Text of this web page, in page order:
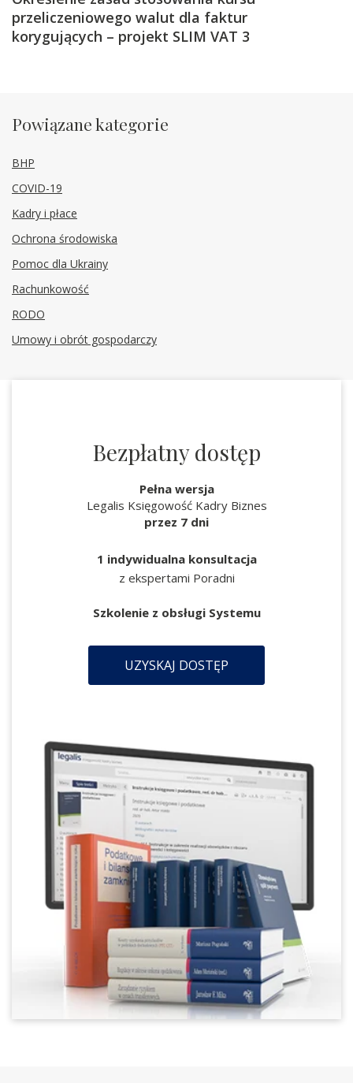
przeliczeniowego walut dla faktur
korygujących – projekt SLIM VAT 3
Powiązane kategorie
BHP
COVID-19
Kadry i płace
Ochrona środowiska
Pomoc dla Ukrainy
Rachunkowość
RODO
Umowy i obrót gospodarczy
Bezpłatny dostęp
Pełna wersja
Legalis Księgowość Kadry Biznes
przez 7 dni
1 indywidualna konsultacja
z ekspertami Poradni
Szkolenie z obsługi Systemu
UZYSKAJ DOSTĘP